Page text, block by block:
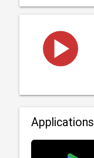
Applications